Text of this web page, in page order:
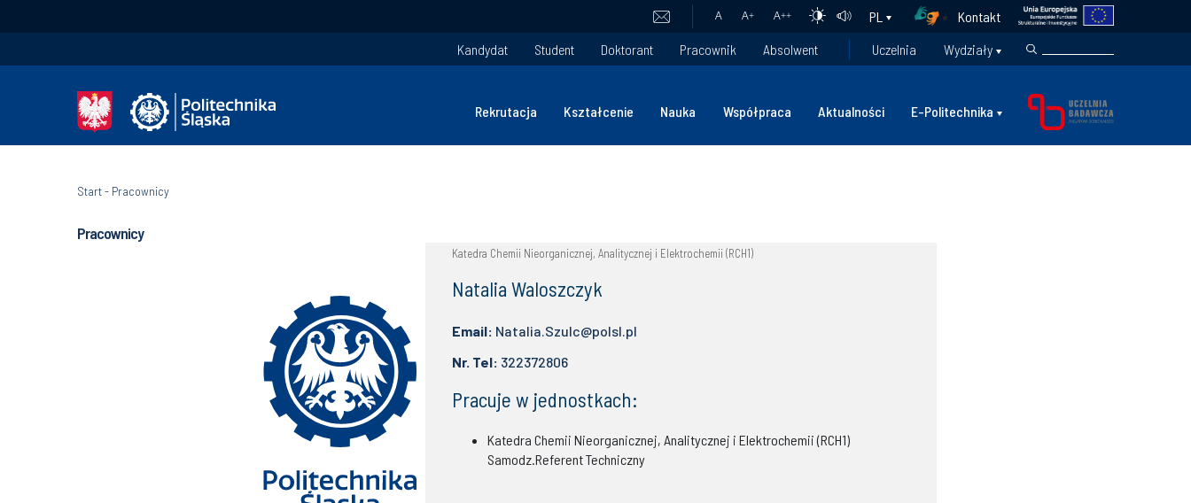
A A+ A++ PL
Kontakt
Kandydat
Student Doktorant Pracownik Absolwent Uczelnia Wydziały
Rekrutacja Kształcenie Nauka Współpraca Aktualności E-Politechnika
Start- Pracownicy
Pracownicy
Katedra Chemii Nieorganicznej, Analitycznej i Elektrochemii (RCH1)
Natalia Waloszczyk
Email: Natalia.Szulc@polsl.pl
Nr. Tel: 322372806
Pracuje w jednostkach:
Katedra Chemii Nieorganicznej, Analitycznej i Elektrochemii (RCH1)
Samodz.Referent Techniczny